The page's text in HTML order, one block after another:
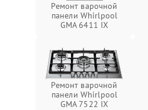
Ремонт варочной
панели Whirlpool
GMA 6411 IX
Ремонт варочной
панели Whirlpool
GMA 7522 IX